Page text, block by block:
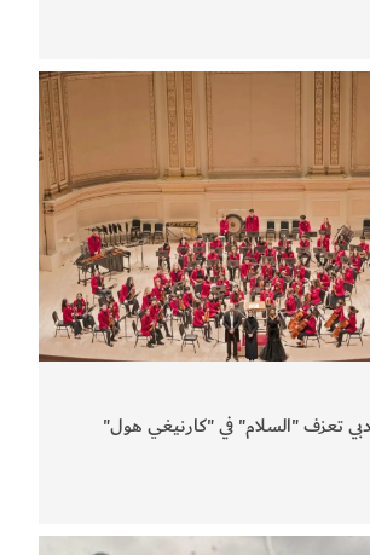
تعزف "السلام" في "كارنيغي هول"